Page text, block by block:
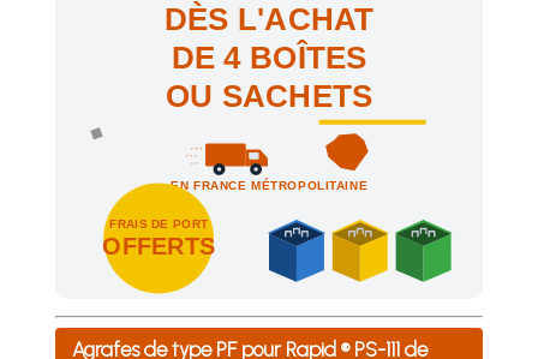
DÈS L'ACHAT
DE 4 BOÎTES
OU SACHETS
EN FRANCE MÉTROPOLITAINE
FRAIS DE PORT
OFFERTS
Achetez 4 sachets ou boîtes d'agrafes ou de pointes et
Agrafes de type PF pour Rapid ® PS-111 de